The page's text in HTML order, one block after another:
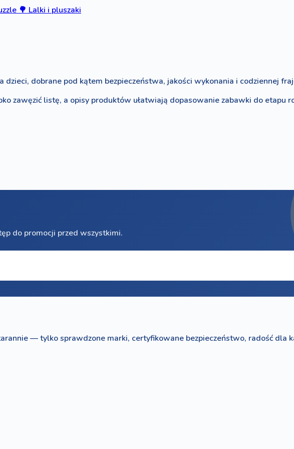
🌳 Lalki i pluszaki
dobrane pod kątem bezpieczeństwa, jakości wykonania i codziennej
zawęzić listę, a opisy produktów ułatwiają dopasowanie zabawki do etapu
do promocji przed wszystkimi.
— tylko sprawdzone marki, certyfikowane bezpieczeństwo, radość dla